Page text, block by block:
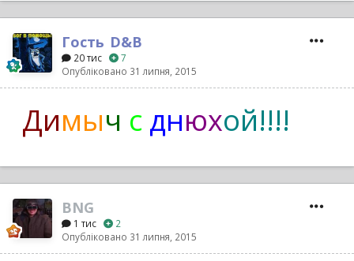
Гость_D&B_
20 тис
7
Опубліковано 31 липня, 2015
Димыч с днюхой!!!!
BNG
1 тис
2
Опубліковано 31 липня, 2015